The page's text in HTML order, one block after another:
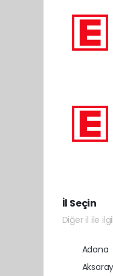
İl Seçin
Diğer il ile
Adana
Aksaray